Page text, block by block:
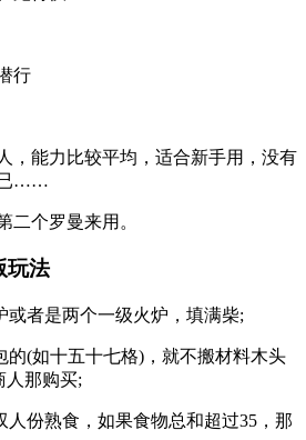
行
，能力比较平均，适合新手用，没有
已……
二个罗曼来用。
玩法
或者是两个一级火炉，填满柴;
的(如十五十七格)，就不搬材料木头
人那购买;
人份熟食，如果食物总和超过35，那